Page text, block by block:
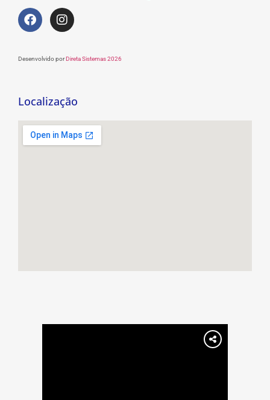
Desenvolvido porDireta Sistemas 2026
Localização